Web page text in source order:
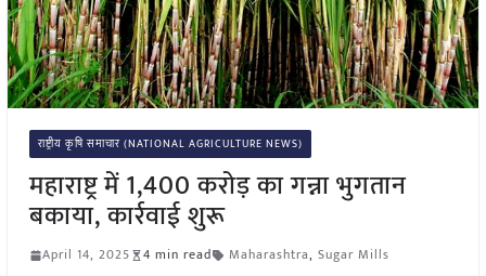
राष्ट्रीय कृषि समाचार (NATIONAL AGRICULTURE NEWS)
महाराष्ट्र में 1,400 करोड़ का गन्ना भुगतान
बकाया, कार्रवाई शुरू
April 14, 2025 4 min read Maharashtra, Sugar Mills